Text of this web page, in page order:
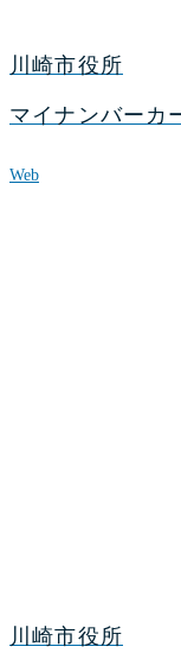
川崎市役所
マイナンバーカ
Web
川崎市役所